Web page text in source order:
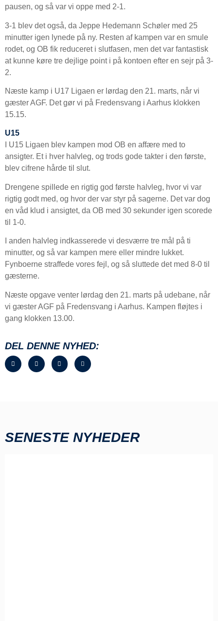
pausen, og så var vi oppe med 2-1.
3-1 blev det også, da Jeppe Hedemann Schøler med 25
minutter igen lynede på ny. Resten af kampen var en smule
rodet, og OB fik reduceret i slutfasen, men det var fantastisk
at kunne køre tre dejlige point i på kontoen efter en sejr på 3-
2.
Næste kamp i U17 Ligaen er lørdag den 21. marts, når vi
gæster AGF. Det gør vi på Fredensvang i Aarhus klokken
15.15.
U15
I U15 Ligaen blev kampen mod OB en affære med to
ansigter. Et i hver halvleg, og trods gode takter i den første,
blev cifrene hårde til slut.
Drengene spillede en rigtig god første halvleg, hvor vi var
rigtig godt med, og hvor der var styr på sagerne. Det var dog
en våd klud i ansigtet, da OB med 30 sekunder igen scorede
til 1-0.
I anden halvleg indkasserede vi desværre tre mål på ti
minutter, og så var kampen mere eller mindre lukket.
Fynboerne straffede vores fejl, og så sluttede det med 8-0 til
gæsterne.
Næste opgave venter lørdag den 21. marts på udebane, når
vi gæster AGF på Fredensvang i Aarhus. Kampen fløjtes i
gang klokken 13.00.
DEL DENNE NYHED:
SENESTE NYHEDER